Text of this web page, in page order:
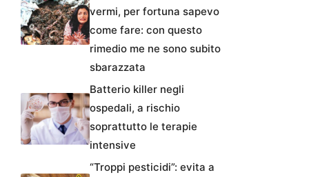
vermi, per fortuna sapevo
come fare: con questo
rimedio me ne sono subito
sbarazzata
Batterio killer negli
ospedali, a rischio
soprattutto le terapie
intensive
“Troppi pesticidi”: evita a